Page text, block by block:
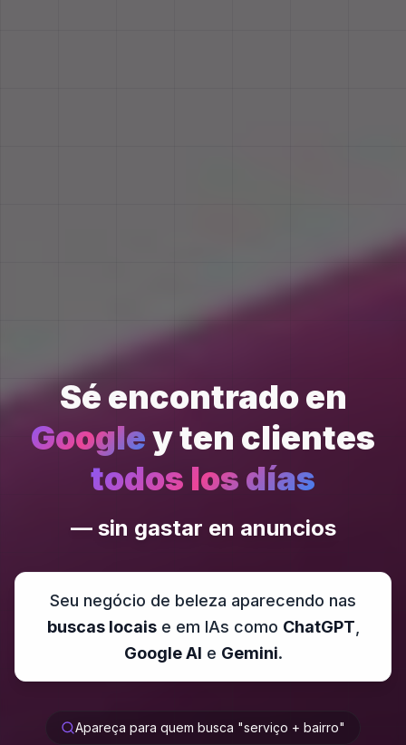
Sé encontrado en
Googley ten clientes
todos los días
— sin gastar en anuncios
Seu negócio de beleza aparecendo nas
buscas locaise em IAs como ChatGPT
Google AI e Gemini.
Apareça para quem busca "serviço + bairro"